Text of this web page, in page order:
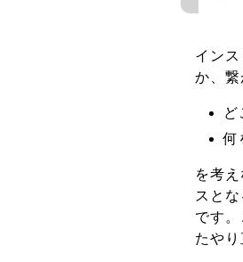
イン
か、繋
ど
何
を考
スと
です
たや